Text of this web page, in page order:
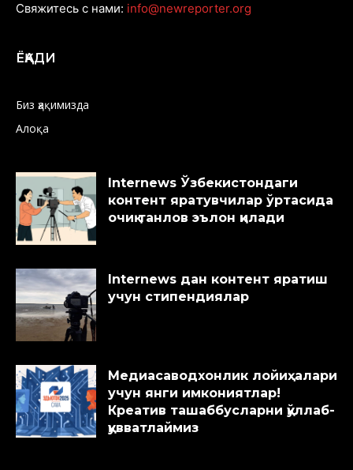
Свяжитесь с нами: info@newreporter.org
ЁҚАДИ
Биз ҳақимизда
Алоқа
Internews Ўзбекистондаги
контент яратувчилар ўртасида
очиқ танлов эълон қилади
Internews дан контент яратиш
учун стипендиялар
Медиасаводхонлик лойиҳалари
учун янги имкониятлар!
Креатив ташаббусларни қўллаб-
қувватлаймиз